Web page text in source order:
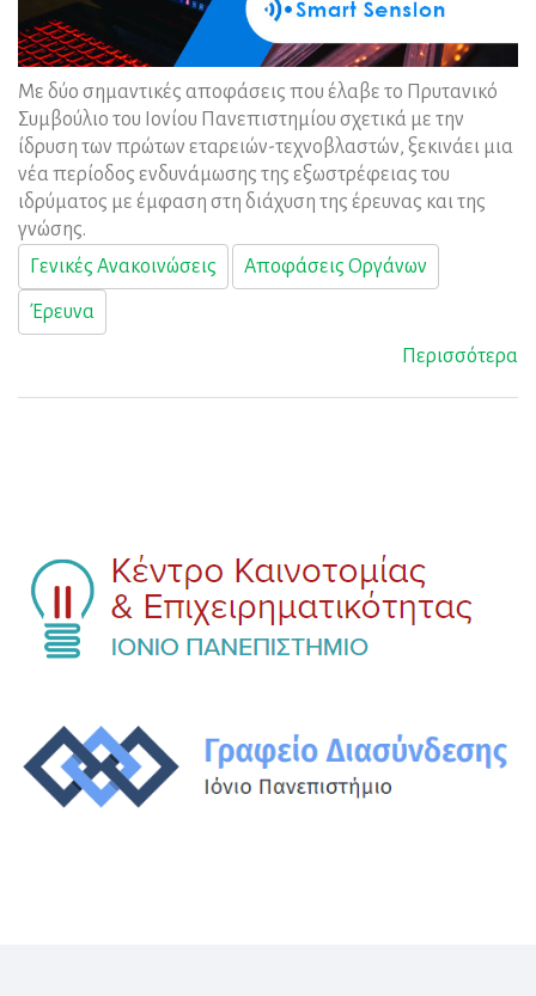
Με δύο σημαντικές αποφάσεις που έλαβε το Πρυτανικό
Συμβούλιο του Ιονίου Πανεπιστημίου σχετικά με την
ίδρυση των πρώτων εταρειών-τεχνοβλαστών, ξεκινάει μια
νέα περίοδος ενδυνάμωσης της εξωστρέφειας του
ιδρύματος με έμφαση στη διάχυση της έρευνας και της
γνώσης.
Γενικές Ανακοινώσεις
Αποφάσεις Οργάνων
Έρευνα
Περισσότερα